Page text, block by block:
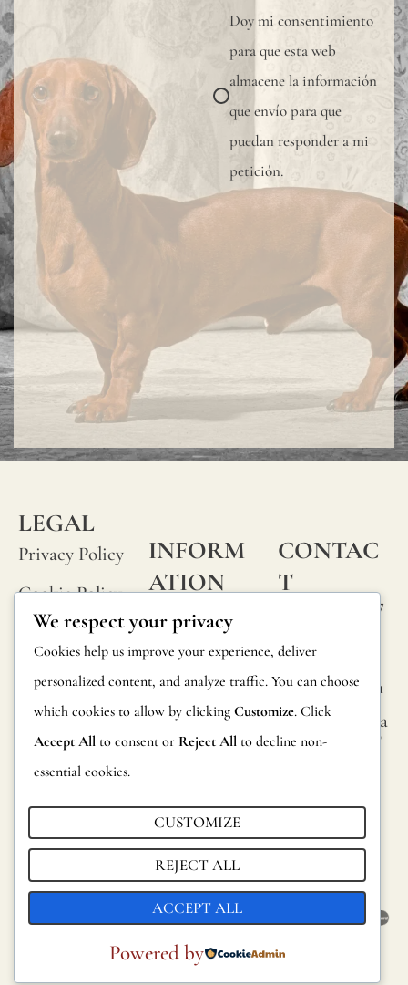
Doy mi consentimiento
para que esta web
almacene la información
que envío para que
puedan responder a mi
petición.
LEGAL
Privacy Policy
Cookie Policy
Terms and
Conditions
Legal Notice
INFORM
ATION
FAQs
Product
Information
Returns
Sustainability
CONTAC
T
Calle Alheli, 7
29730 Rincón
de la Victoria
Málaga, Spain
hola@jamesma
lonefabrics.co
m
Fabrics,
2021
We respect your privacy
Cookies help us improve your experience, deliver
personalized content, and analyze traffic. You can choose
which cookies to allow by clicking Customize. Click
Accept All to consent or Reject All to decline non-
essential cookies.
CUSTOMIZE
REJECT ALL
ACCEPT ALL
Powered by